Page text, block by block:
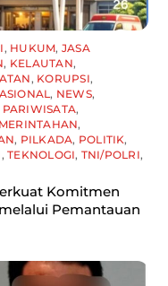
, HUKUM, JASA
, KELAUTAN,
, KORUPSI,
, NEWS,
PARIWISATA,
,
, PILKADA, POLITIK,
,TEKNOLOGI, TNI/POLRI,
Komitmen
Pemantauan